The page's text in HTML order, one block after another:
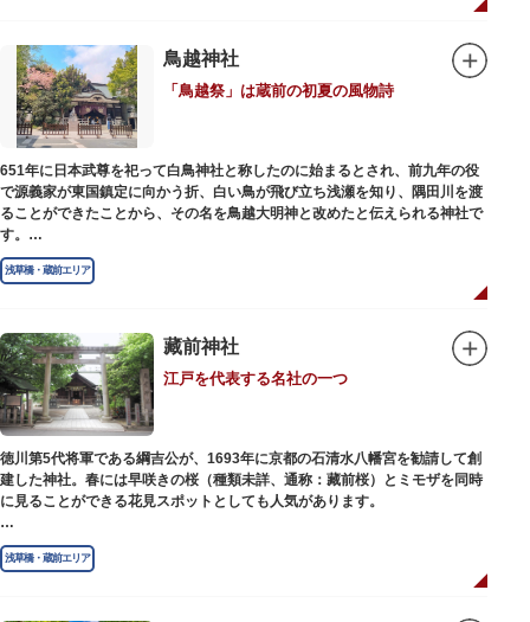
養する最高の祈祷法。心願成就の力があると考えられており、依頼すると7
日間毎朝祈祷していただけます。また、浅草名所七福神のひとつとしても知
られ、毘沙門天が祀られています。
鳥越神社
「鳥越祭」は蔵前の初夏の風物詩
651年に日本武尊を祀って白鳥神社と称したのに始まるとされ、前九年の役
で源義家が東国鎮定に向かう折、白い鳥が飛び立ち浅瀬を知り、隅田川を渡
ることができたことから、その名を鳥越大明神と改めたと伝えられる神社で
す。
江戸時代までは三社の神社から成り、約2万坪の広大な敷地を所領していま
したが、天領からの米を収蔵する蔵や、大名屋敷などを建てるために没収さ
が氏子町内を渡御し、夜の宮入道中では、提灯に照らされた神輿が荘厳かつ
幻想的な光景をつくりだします。例年、数十万人の人出があり、多くの観客
で賑わう蔵前の初夏の風物詩になっています。
社務所では、社紋の七曜紋と月星紋がデザインされた御朱印帳の販売や、鳥
越祭の開催期間中は限定御朱印も頒布されます。
浅草橋・蔵前エリア
藏前神社
江戸を代表する名社の一つ
徳川第5代将軍である綱吉公が、1693年に京都の石清水八幡宮を勧請して創
建した神社。春には早咲きの桜（種類未詳、通称：藏前桜）とミモザを同時
に見ることができる花見スポットとしても人気があります。
江戸時代には勧進大相撲の開催地としても知られ、3大強豪力士の谷風、小
野川、雷電などの名力士による幾多の名勝負が繰り広げられ大いに賑わいを
見せました。また、御神輿は昭和の名工・志布景彩（しふけいさい）による
浅草橋・蔵前エリア